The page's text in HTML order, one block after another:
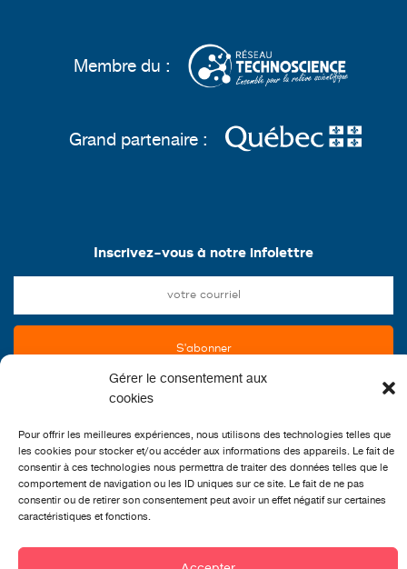
Gérer le consentement aux
cookies
Pour offrir les meilleures expériences, nous utilisons des technologies telles que
les cookies pour stocker et/ou accéder aux informations des appareils. Le fait de
consentir à ces technologies nous permettra de traiter des données telles que le
comportement de navigation ou les ID uniques sur ce site. Le fait de ne pas
consentir ou de retirer son consentement peut avoir un effet négatif sur certaines
caractéristiques et fonctions.
Membre du :
Grand partenaire :
Inscrivez-vous à notre infolettre